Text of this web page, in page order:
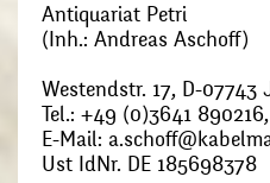
Antiquariat Petri
(Inh.: Andreas Aschoff)
Westendstr. 17, D-07743
Tel.: +49 (0)3641
E-Mail:
Ust IdNr. DE 185698378